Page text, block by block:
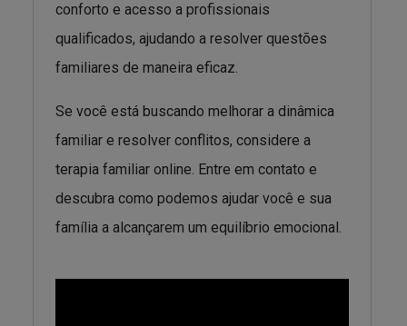
conforto e acesso a profissionais
qualificados, ajudando a resolver questões
familiares de maneira eficaz.
Se você está buscando melhorar a dinâmica
familiar e resolver conflitos, considere a
terapia familiar online. Entre em contato e
descubra como podemos ajudar você e sua
família a alcançarem um equilíbrio emocional.